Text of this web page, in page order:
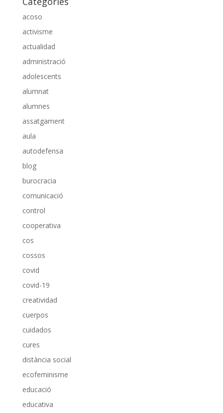
acoso
activisme
actualidad
administració
adolescents
alumnat
alumnes
assatgament
aula
autodefensa
blog
burocracia
comunicació
control
cooperativa
cos
cossos
covid
covid-19
creatividad
cuerpos
cuidados
cures
distància social
ecofeminisme
educació
educativa